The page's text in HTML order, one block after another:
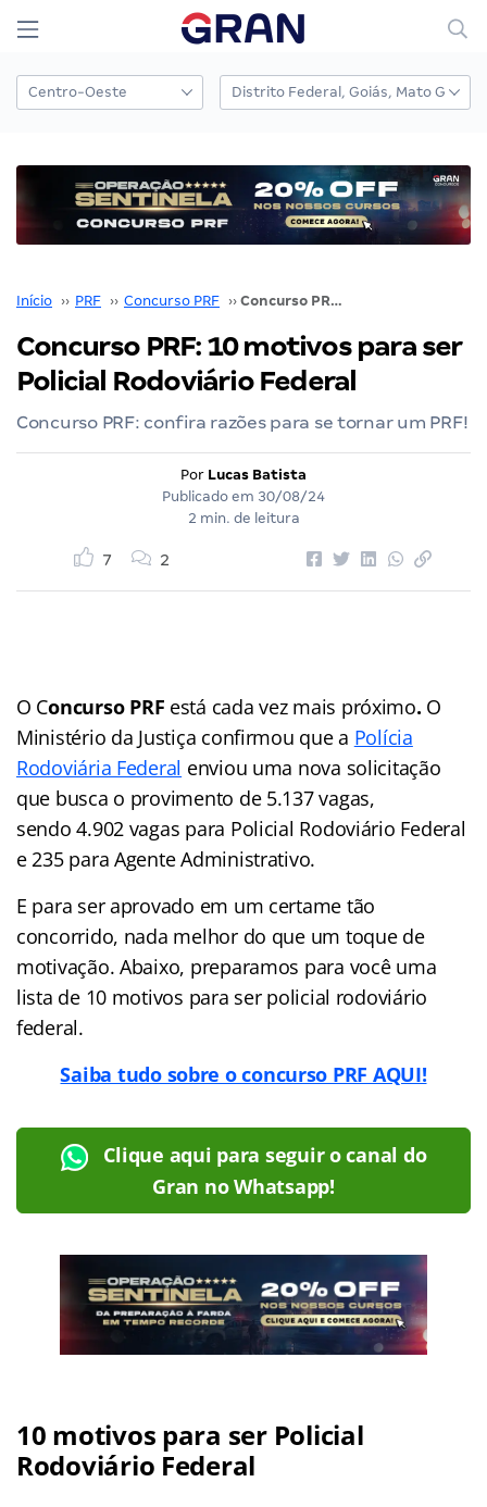
Início ›› PRF ›› Concurso PRF ›› Concurso PRF: 10 motivos para ser Policial Rodoviário Federal
Concurso PRF: 10 motivos para ser
Policial Rodoviário Federal
Concurso PRF: confira razões para se tornar um PRF!
Por Lucas Batista
Publicado em 30/08/24
2 min. de leitura
7 2
O Concurso PRF está cada vez mais próximo. O
Ministério da Justiça confirmou que a Polícia
Rodoviária Federal enviou uma nova solicitação
que busca o provimento de 5.137 vagas,
sendo 4.902 vagas para Policial Rodoviário Federal
e 235 para Agente Administrativo.
E para ser aprovado em um certame tão
concorrido, nada melhor do que um toque de
motivação. Abaixo, preparamos para você uma
lista de 10 motivos para ser policial rodoviário
federal.
Saiba tudo sobre o concurso PRF AQUI!
Clique aqui para seguir o canal do
Gran no Whatsapp!
10 motivos para ser Policial
Rodoviário Federal